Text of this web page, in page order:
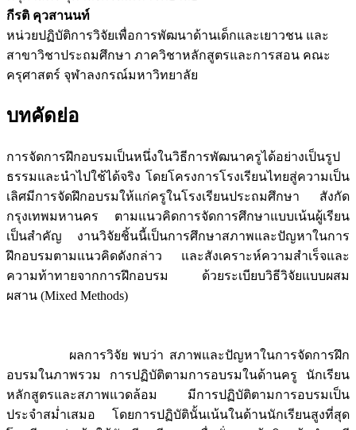
กีรติ คุวสานนท์
หน่วยปฏิบัติการวิจัยเพื่อการพัฒนาด้านเด็กและเยาวชน และ
สาขาวิชาประถมศึกษา ภาควิชาหลักสูตรและการสอน คณะ
ครุศาสตร์ จุฬาลงกรณ์มหาวิทยาลัย
บทคัดย่อ
การจัดการฝึกอบรมเป็นหนึ่งในวิธีการพัฒนาครูได้อย่างเป็นรูป
ธรรมและนำไปใช้ได้จริง โดยโครงการโรงเรียนไทยสู่ความเป็น
เลิศมีการจัดฝึกอบรมให้แก่ครูในโรงเรียนประถมศึกษา สังกัด
กรุงเทพมหานคร ตามแนวคิดการจัดการศึกษาแบบเน้นผู้เรียน
เป็นสำคัญ งานวิจัยชิ้นนี้เป็นการศึกษาสภาพและปัญหาในการ
ฝึกอบรมตามแนวคิดดังกล่าว และสังเคราะห์ความสำเร็จและ
ความท้าทายจากการฝึกอบรม ด้วยระเบียบวิธีวิจัยแบบผสม
ผสาน (Mixed Methods)
ผลการวิจัย พบว่า สภาพและปัญหาในการจัดการฝึก
อบรมในภาพรวม การปฏิบัติตามการอบรมในด้านครู นักเรียน
หลักสูตรและสภาพแวดล้อม มีการปฏิบัติตามการอบรมเป็น
ประจำสม่ำเสมอ โดยการปฏิบัตินั้นเน้นในด้านนักเรียนสูงที่สุด